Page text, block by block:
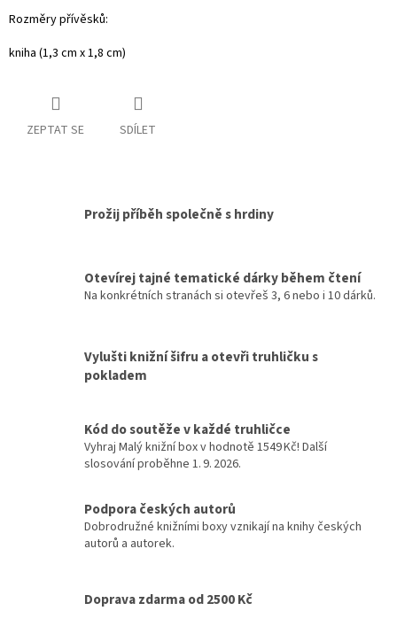
Rozměry přívěsků:
kniha (1,3 cm x 1,8 cm)
ZEPTAT SE SDÍLET
Prožij příběh společně s hrdiny
Otevírej tajné tematické dárky během čtení
Na konkrétních stranách si otevřeš 3, 6 nebo i 10 dárků.
Vylušti knižní šifru a otevři truhličku s
pokladem
Kód do soutěže v každé truhličce
Vyhraj Malý knižní box v hodnotě 1549 Kč! Další
slosování proběhne 1. 9. 2026.
Podpora českých autorů
Dobrodružné knižními boxy vznikají na knihy českých
autorů a autorek.
Doprava zdarma od 2500 Kč